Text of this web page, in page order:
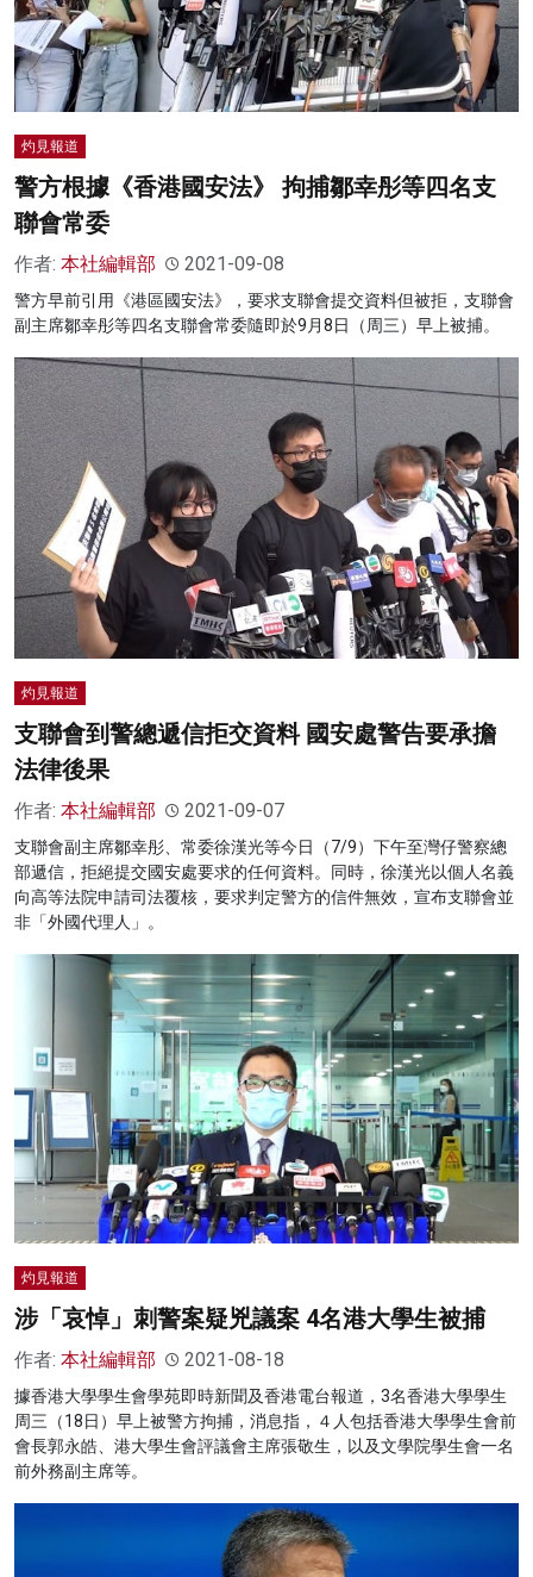
灼見報道
警方根據《香港國安法》 拘捕鄒幸彤等四名支
聯會常委
作者: 本社編輯部 2021-09-08
警方早前引用《港區國安法》，要求支聯會提交資料但被拒，支聯會
副主席鄒幸彤等四名支聯會常委隨即於9月8日（周三）早上被捕。
灼見報道
支聯會到警總遞信拒交資料 國安處警告要承擔
法律後果
作者: 本社編輯部 2021-09-07
支聯會副主席鄒幸彤、常委徐漢光等今日（7/9）下午至灣仔警察總
部遞信，拒絕提交國安處要求的任何資料。同時，徐漢光以個人名義
向高等法院申請司法覆核，要求判定警方的信件無效，宣布支聯會並
非「外國代理人」。
灼見報道
涉「哀悼」刺警案疑兇議案 4名港大學生被捕
作者: 本社編輯部 2021-08-18
據香港大學學生會學苑即時新聞及香港電台報道，3名香港大學學生
周三（18日）早上被警方拘捕，消息指，４人包括香港大學學生會前
會長郭永皓、港大學生會評議會主席張敬生，以及文學院學生會一名
前外務副主席等。